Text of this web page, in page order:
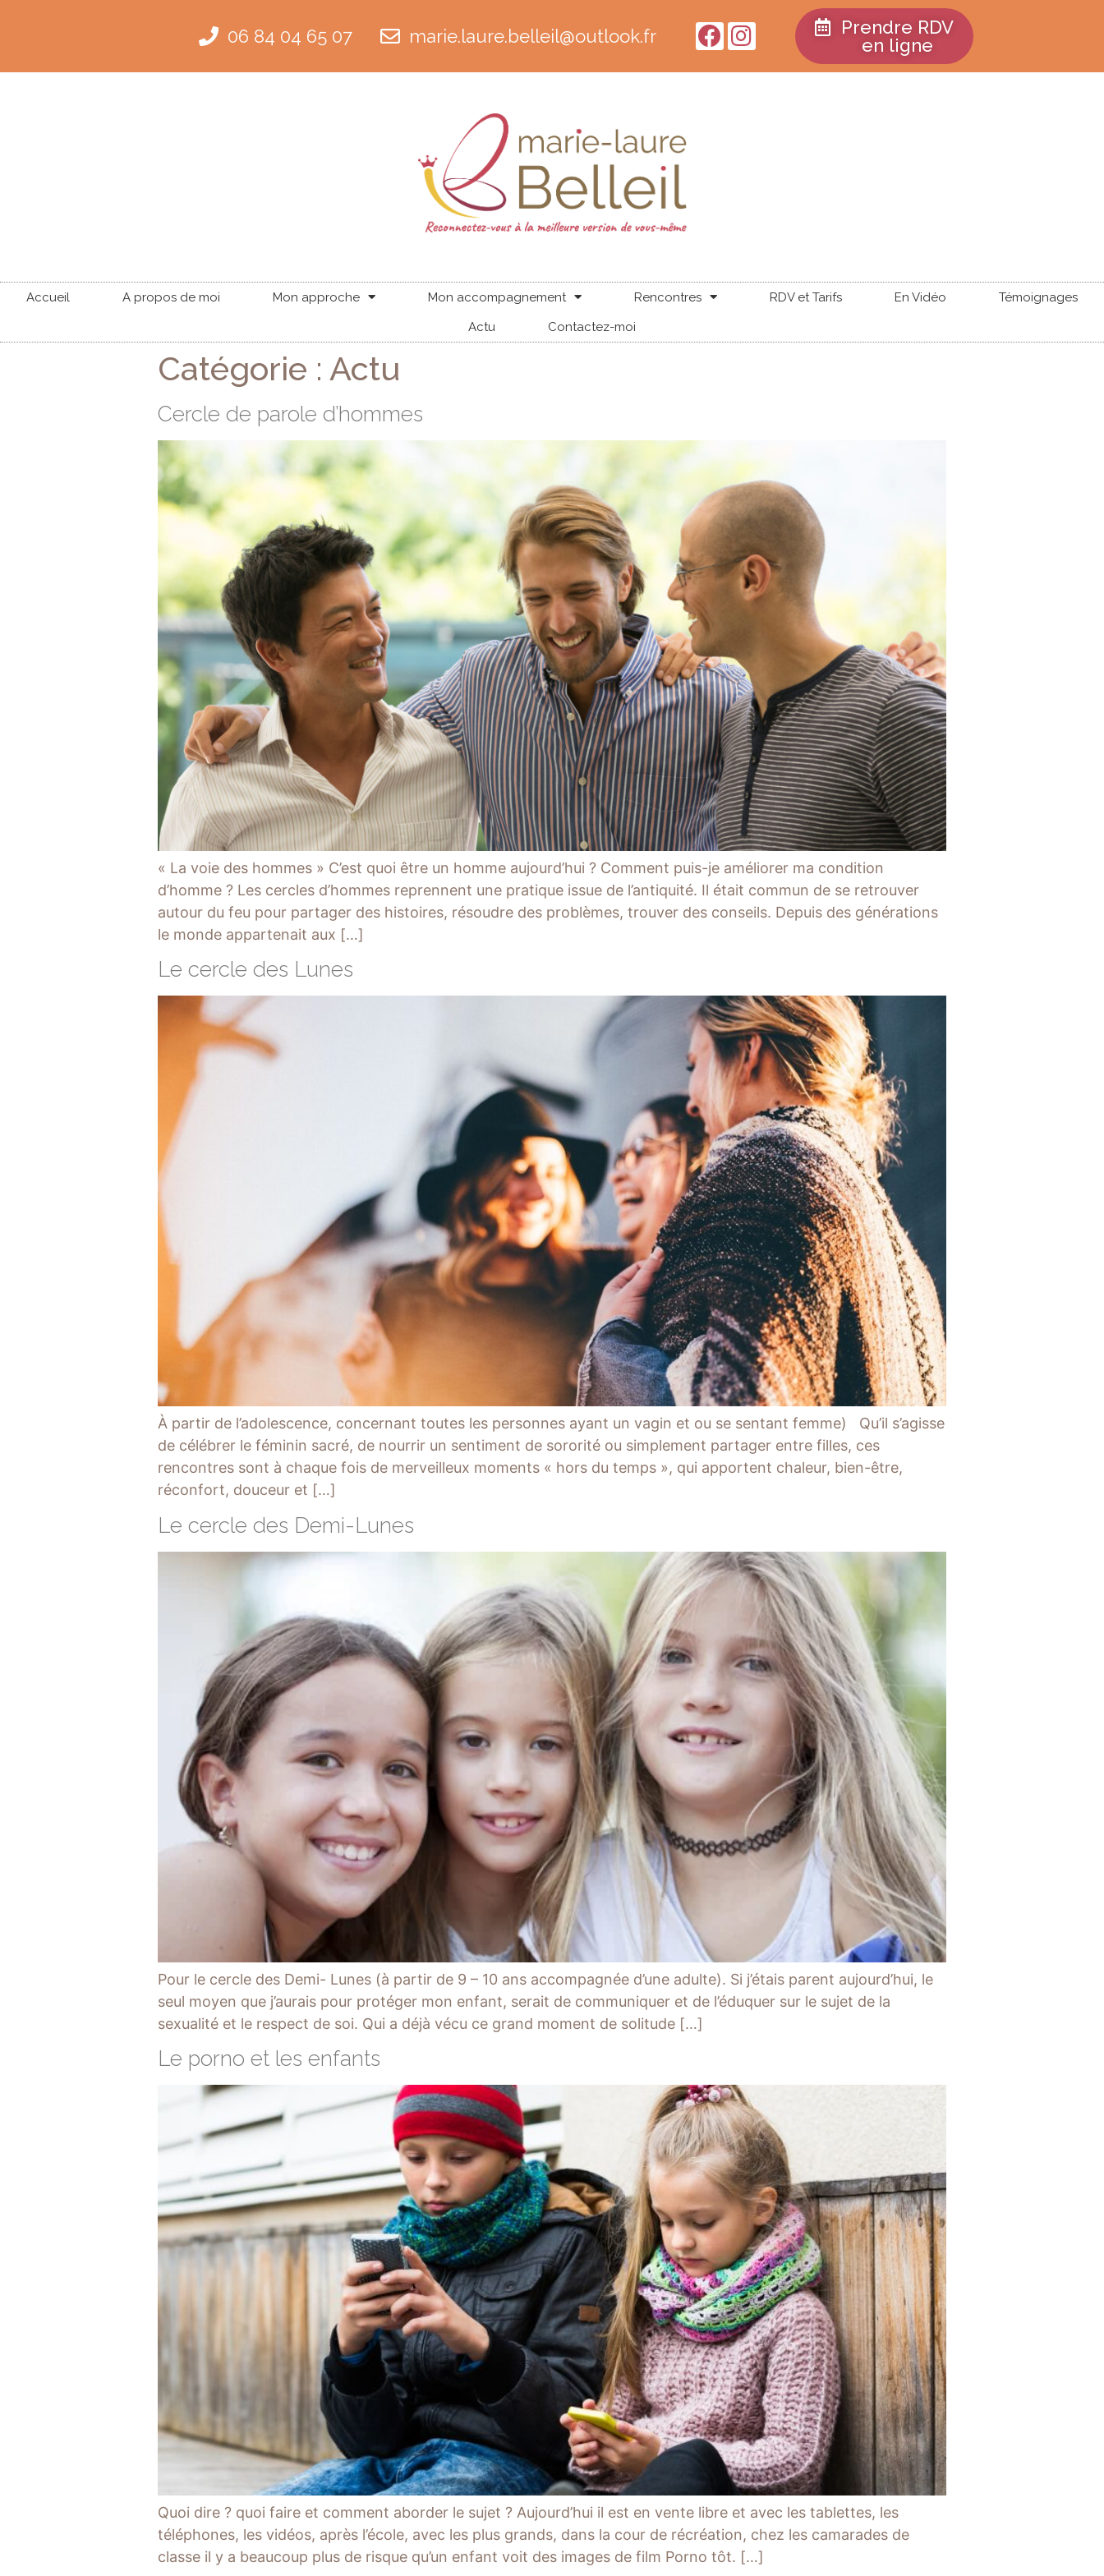
06 84 04 65 07 marie.laure.belleil@outlook.fr
Prendre RDV
en ligne
Accueil A propos de moi Mon approche Mon accompagnement Rencontres RDV et Tarifs En Vidéo
Témoignages
Actu
Contactez-moi
Catégorie : Actu
Cercle de parole d’hommes
« La voie des hommes » C’est quoi être un homme aujourd’hui ? Comment puis-je améliorer ma condition
d’homme ? Les cercles d’hommes reprennent une pratique issue de l’antiquité. Il était commun de se retrouver
autour du feu pour partager des histoires, résoudre des problèmes, trouver des conseils. Depuis des générations
le monde appartenait aux […]
Le cercle des Lunes
À partir de l’adolescence, concernant toutes les personnes ayant un vagin et ou se sentant femme) Qu’il s’agisse
de célébrer le féminin sacré, de nourrir un sentiment de sororité ou simplement partager entre filles, ces
rencontres sont à chaque fois de merveilleux moments « hors du temps », qui apportent chaleur, bien-être,
réconfort, douceur et […]
Le cercle des Demi-Lunes
Pour le cercle des Demi- Lunes (à partir de 9 – 10 ans accompagnée d’une adulte). Si j’étais parent aujourd’hui, le
seul moyen que j’aurais pour protéger mon enfant, serait de communiquer et de l’éduquer sur le sujet de la
sexualité et le respect de soi. Qui a déjà vécu ce grand moment de solitude […]
Le porno et les enfants
Quoi dire ? quoi faire et comment aborder le sujet ? Aujourd’hui il est en vente libre et avec les tablettes, les
téléphones, les vidéos, après l’école, avec les plus grands, dans la cour de récréation, chez les camarades de
classe il y a beaucoup plus de risque qu’un enfant voit des images de film Porno tôt. […]